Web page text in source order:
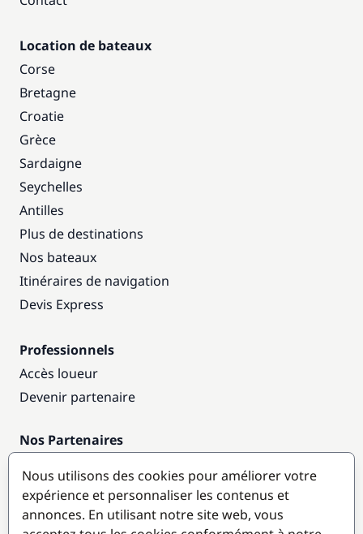
Location de bateaux
Corse
Bretagne
Croatie
Grèce
Sardaigne
Seychelles
Antilles
Plus de destinations
Nos bateaux
Itinéraires de navigation
Devis Express
Professionnels
Accès loueur
Devenir partenaire
Nos Partenaires
Destinations populaires
Nous utilisons des cookies pour améliorer votre
expérience et personnaliser les contenus et
annonces. En utilisant notre site web, vous